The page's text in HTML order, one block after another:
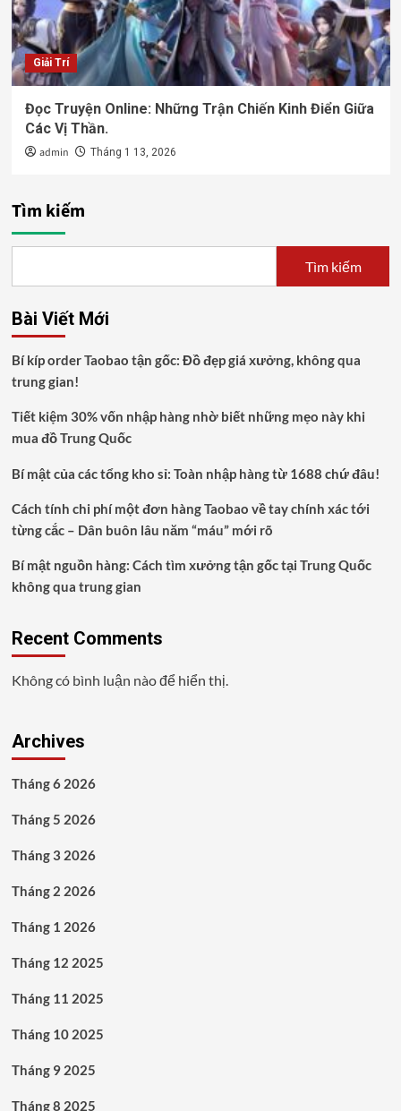
Giải Trí
Đọc Truyện Online: Những Trận Chiến Kinh Điển Giữa
Các Vị Thần.
admin Tháng 1 13, 2026
Tìm kiếm
Tìm kiếm
Bài Viết Mới
Bí kíp order Taobao tận gốc: Đồ đẹp giá xưởng, không qua
trung gian!
Tiết kiệm 30% vốn nhập hàng nhờ biết những mẹo này khi
mua đồ Trung Quốc
Bí mật của các tổng kho sỉ: Toàn nhập hàng từ 1688 chứ đâu!
Cách tính chi phí một đơn hàng Taobao về tay chính xác tới
từng cắc – Dân buôn lâu năm “máu” mới rõ
Bí mật nguồn hàng: Cách tìm xưởng tận gốc tại Trung Quốc
không qua trung gian
Recent Comments
Không có bình luận nào để hiển thị.
Archives
Tháng 6 2026
Tháng 5 2026
Tháng 3 2026
Tháng 2 2026
Tháng 1 2026
Tháng 12 2025
Tháng 11 2025
Tháng 10 2025
Tháng 9 2025
Tháng 8 2025